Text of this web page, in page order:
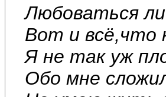
Любоваться
Вот и всё,что
Я не так уж
Обо мне